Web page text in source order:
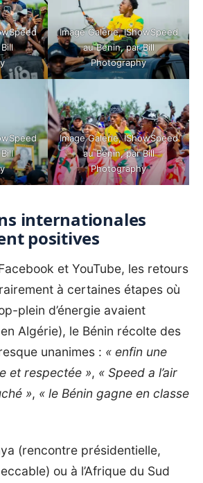
Image Galerie, IShowSpeed
au Bénin, par Bill
Photography
Image Galerie, IShowSpeed
au Bénin, par Bill
Photography
internationales
positives
et YouTube, les retours
à certaines étapes où
plein d’énergie avaient
Algérie), le Bénin récolte des
unanimes : « enfin une
et respectée », « Speed a l’air
», « le Bénin gagne en classe
(rencontre présidentielle,
ou à l’Afrique du Sud